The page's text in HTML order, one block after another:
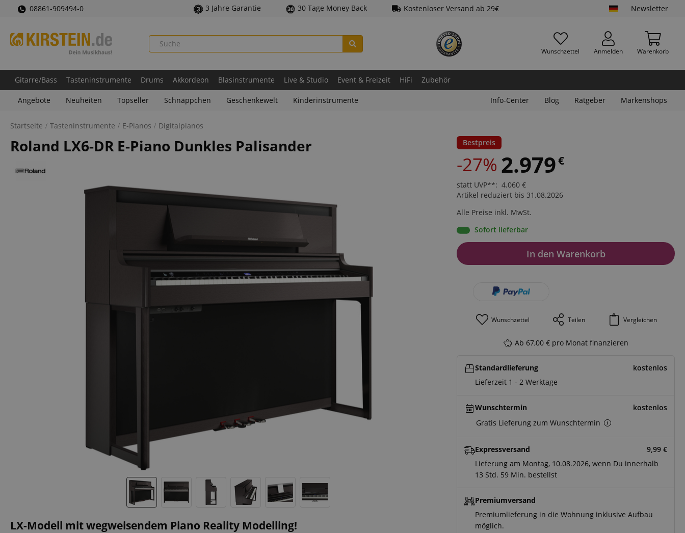
08861-909494-0 3 Jahre Garantie 30 Tage Money Back Kostenloser Versand ab 29€ Newsletter
Wunschzettel Anmelden Warenkorb
Gitarre/Bass Tasteninstrumente Drums Akkordeon Blasinstrumente Live & Studio Event & Freizeit HiFi Zubehör
Angebote Neuheiten Topseller Schnäppchen Geschenkewelt Kinderinstrumente Info-Center Blog Ratgeber Markenshops
Startseite Tasteninstrumente E-Pianos Digitalpianos
Roland LX6-DR E-Piano Dunkles Palisander
LX-Modell mit wegweisendem Piano Reality Modelling!
Bestpreis
-27% 2.979€
statt UVP**: 4.060 €
Artikel reduziert bis 31.08.2026
Alle Preise inkl. MwSt.
Sofort lieferbar
In den Warenkorb
Wunschzettel Teilen Vergleichen
Ab 67,00 € pro Monat finanzieren
Standardlieferung
kostenlos
Lieferzeit 1 - 2 Werktage
Wunschtermin
kostenlos
Gratis Lieferung zum Wunschtermin
Expressversand 9,99 €
Lieferung am Montag, 10.08.2026, wenn Du innerhalb
13 Std. 59 Min. bestellst
Premiumversand
Premiumlieferung in die Wohnung inklusive Aufbau
möglich.